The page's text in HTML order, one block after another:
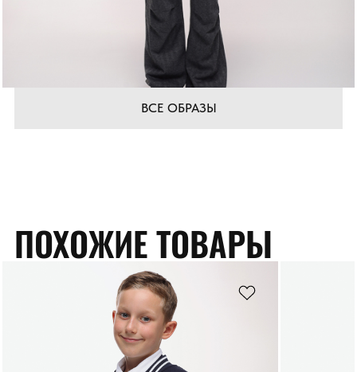
ВСЕ ОБРАЗЫ
ПОХОЖИЕ ТОВАРЫ